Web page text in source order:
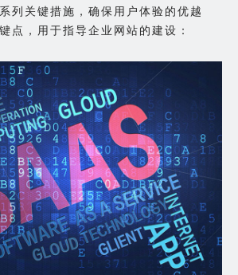
列关键措施，确保用户体验的优越
点，用于指导企业网站的建设：